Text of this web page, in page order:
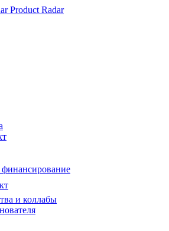
Product Radar
и коллабы